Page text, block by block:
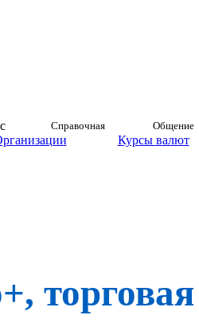
Справочная Общение
Курсы валют